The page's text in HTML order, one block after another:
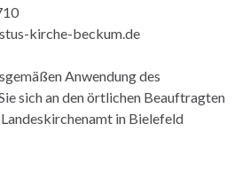
kirche-beckum.de
Anwendung des
sich an den örtlichen Beauftragten
in Bielefeld